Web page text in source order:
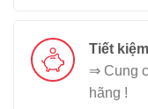
Tiết
⇒ Cung
hãng !